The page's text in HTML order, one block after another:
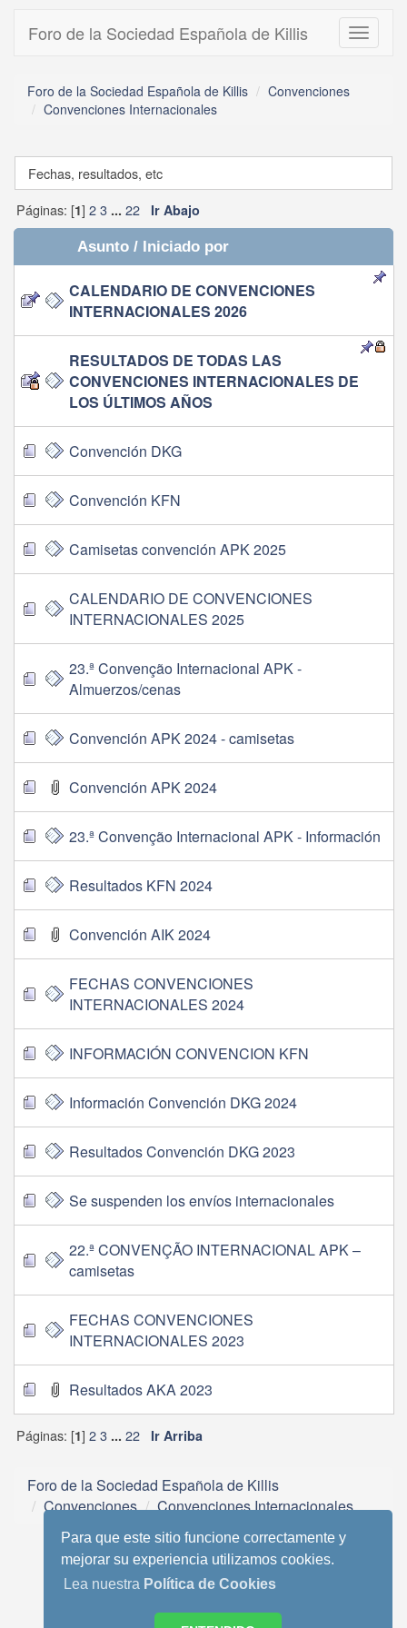
Para que este sitio funcione correctamente y
mejorar su experiencia utilizamos cookies.
Lea nuestra Política de Cookies
Toggle
Foro de la Sociedad Española de Killis
Foro de la Sociedad Española de Killis
Convenciones
Convenciones Internacionales
Fechas, resultados, etc
Páginas: [1] 23 ... 22 Ir Abajo
Asunto/ Iniciado por
CALENDARIO DE CONVENCIONES
INTERNACIONALES 2026
RESULTADOS DE TODAS LAS
CONVENCIONES INTERNACIONALES DE
LOS ÚLTIMOS AÑOS
Convención DKG
Convención KFN
Camisetas convención APK 2025
CALENDARIO DE CONVENCIONES
INTERNACIONALES 2025
23.ª Convenção Internacional APK -
Almuerzos/cenas
Convención APK 2024 - camisetas
Convención APK 2024
23.ª Convenção Internacional APK - Información
Resultados KFN 2024
Convención AIK 2024
FECHAS CONVENCIONES
INTERNACIONALES 2024
INFORMACIÓN CONVENCION KFN
Información Convención DKG 2024
Resultados Convención DKG 2023
Se suspenden los envíos internacionales
22.ª CONVENÇÃO INTERNACIONAL APK –
camisetas
FECHAS CONVENCIONES
INTERNACIONALES 2023
Resultados AKA 2023
Páginas: [1] 23 ... 22 Ir Arriba
Foro de la Sociedad Española de Killis
Convenciones
Convenciones Internacionales